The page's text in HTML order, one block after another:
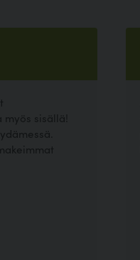
sisällä!